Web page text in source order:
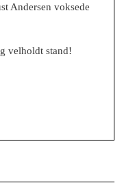
Andersen voksede
velholdt stand!